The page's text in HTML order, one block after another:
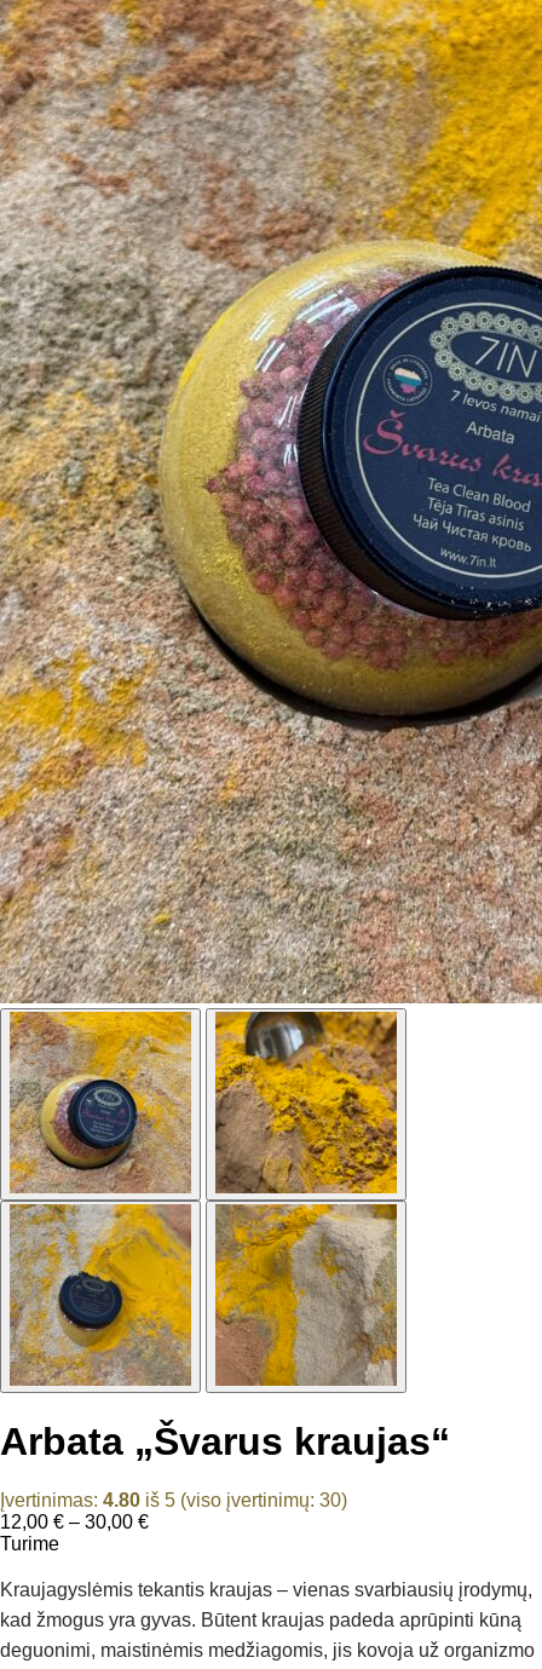
Arbata „Švarus kraujas“
Įvertinimas: 4.80 iš 5 (viso įvertinimų: 30)
12,00 € – 30,00 €Price
through
30,00 €
Turime
Kraujagyslėmis tekantis kraujas – vienas svarbiausių įrodymų,
kad žmogus yra gyvas. Būtent kraujas padeda aprūpinti kūną
deguonimi, maistinėmis medžiagomis, jis kovoja už organizmo